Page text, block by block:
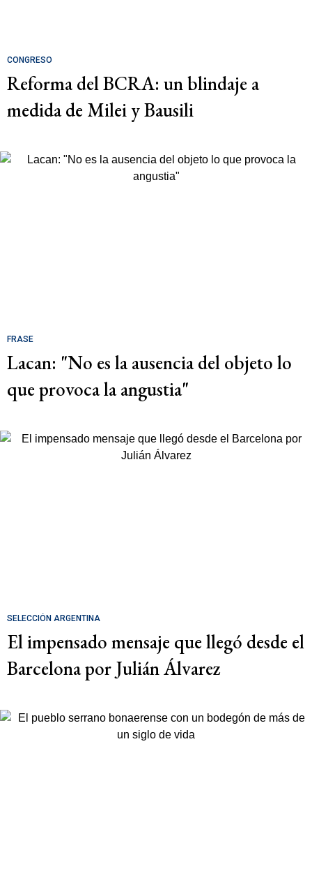
CONGRESO
Reforma del BCRA: un blindaje a
medida de Milei y Bausili
FRASE
Lacan: "No es la ausencia del objeto lo
que provoca la angustia"
SELECCIÓN ARGENTINA
El impensado mensaje que llegó desde el
Barcelona por Julián Álvarez